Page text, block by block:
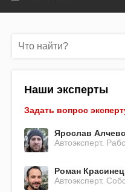
Наши эксперты
Задать вопрос
Ярослав
Автоэксперт.
Роман Красинец
Автоэксперт.